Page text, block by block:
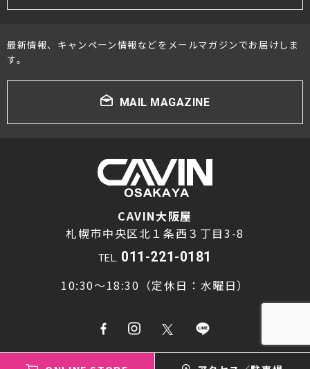
最新情報、キャンペーン情報などをメールマガジンでお届けしま
す。
MAIL MAGAZINE
CAVIN大阪屋
札幌市中央区北１条西３丁目3-8
TEL. 011-221-0181
10:30～18:30（定休日：水曜日）